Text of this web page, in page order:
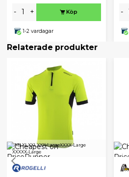
- + Köp
1-2 vardagar
-
Relaterade produkter
SMLXLXXLXXX-LargeXXXX-Large
XXXXX-Large